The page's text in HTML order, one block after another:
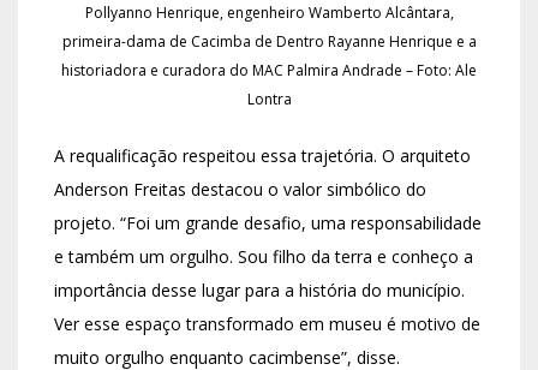
Pollyanno Henrique, engenheiro Wamberto Alcântara,
primeira-dama de Cacimba de Dentro Rayanne Henrique e a
historiadora e curadora do MAC Palmira Andrade – Foto: Ale
Lontra
A requalificação respeitou essa trajetória. O arquiteto
Anderson Freitas destacou o valor simbólico do
projeto. “Foi um grande desafio, uma responsabilidade
e também um orgulho. Sou filho da terra e conheço a
importância desse lugar para a história do município.
Ver esse espaço transformado em museu é motivo de
muito orgulho enquanto cacimbense”, disse.